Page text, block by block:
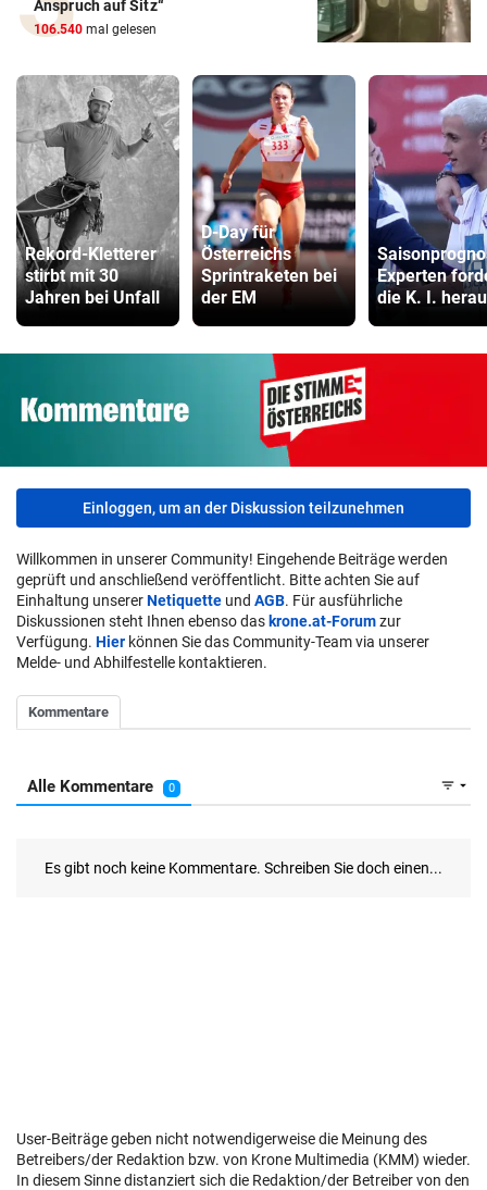
Anspruch auf Sitz“
106.540 mal gelesen
Rekord-Kletterer
stirbt mit 30
Jahren bei Unfall
D-Day für
Österreichs
Sprintraketen bei
der EM
Experten
die K. I.
Einloggen, um an der Diskussion teilzunehmen
Willkommen in unserer Community! Eingehende Beiträge werden
geprüft und anschließend veröffentlicht. Bitte achten Sie auf
Einhaltung unsererNetiquette und AGB. Für ausführliche
Diskussionen steht Ihnen ebenso das krone.at-Forumzur
Verfügung. Hier können Sie das Community-Team via unserer
Melde- und Abhilfestelle kontaktieren.
User-Beiträge geben nicht notwendigerweise die Meinung des
Betreibers/der Redaktion bzw. von Krone Multimedia (KMM) wieder.
In diesem Sinne distanziert sich die Redaktion/der Betreiber von den